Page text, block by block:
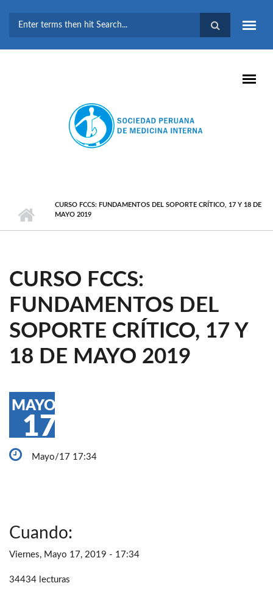
BÚSQUEDA
CURSO FCCS: FUNDAMENTOS DEL SOPORTE CRÍTICO, 17 Y 18 DE
MAYO 2019
CURSO FCCS:
FUNDAMENTOS DEL
SOPORTE CRÍTICO, 17 Y
18 DE MAYO 2019
MAYO
17
Mayo/17 17:34
Cuando:
Viernes, Mayo 17, 2019 - 17:34
34434 lecturas